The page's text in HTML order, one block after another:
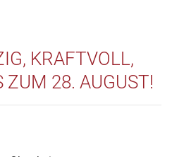
KRAFTVOLL,
ZUM 28. AUGUST!